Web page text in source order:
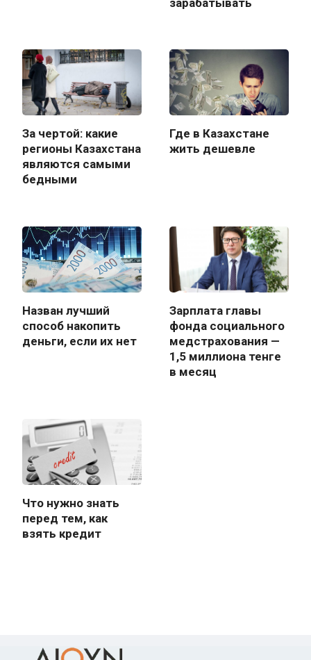
За чертой: какие
регионы Казахстана
являются самыми
бедными
Где в Казахстане
жить дешевле
Назван лучший
способ накопить
деньги, если их нет
Зарплата главы
фонда социального
медстрахования —
1,5 миллиона тенге
в месяц
Что нужно знать
перед тем, как
взять кредит